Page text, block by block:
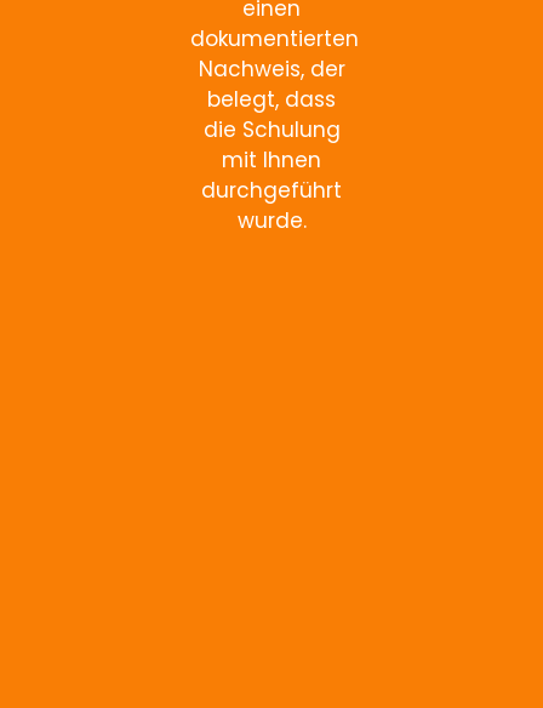
einen
dokumentierten
Nachweis, der
belegt, dass
die Schulung
mit Ihnen
durchgeführt
wurde.